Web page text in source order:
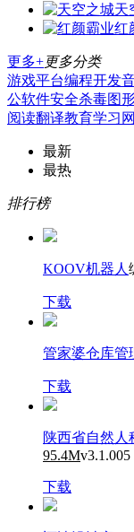
天
红
更多+更多分类
游戏平台编程开发
公软件安全杀毒图
阅读翻译教育学习
最新
最热
排行榜
KOOV机器人
下载
管家婆仓库管
下载
陕西省自然
95.4Mv3.1.005
下载